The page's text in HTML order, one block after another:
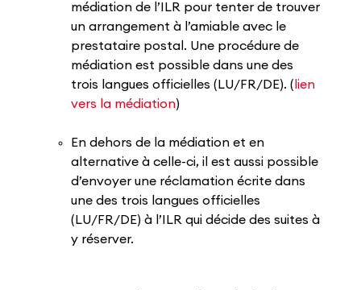
médiation de l’ILR pour tenter de trouver
un arrangement à l’amiable avec le
prestataire postal. Une procédure de
médiation est possible dans une des
trois langues officielles (LU/FR/DE). ( lien
vers la médiation)
En dehors de la médiation et en
alternative à celle-ci, il est aussi possible
d’envoyer une réclamation écrite dans
une des trois langues officielles
(LU/FR/DE) à l’ILR qui décide des suites à
y réserver.